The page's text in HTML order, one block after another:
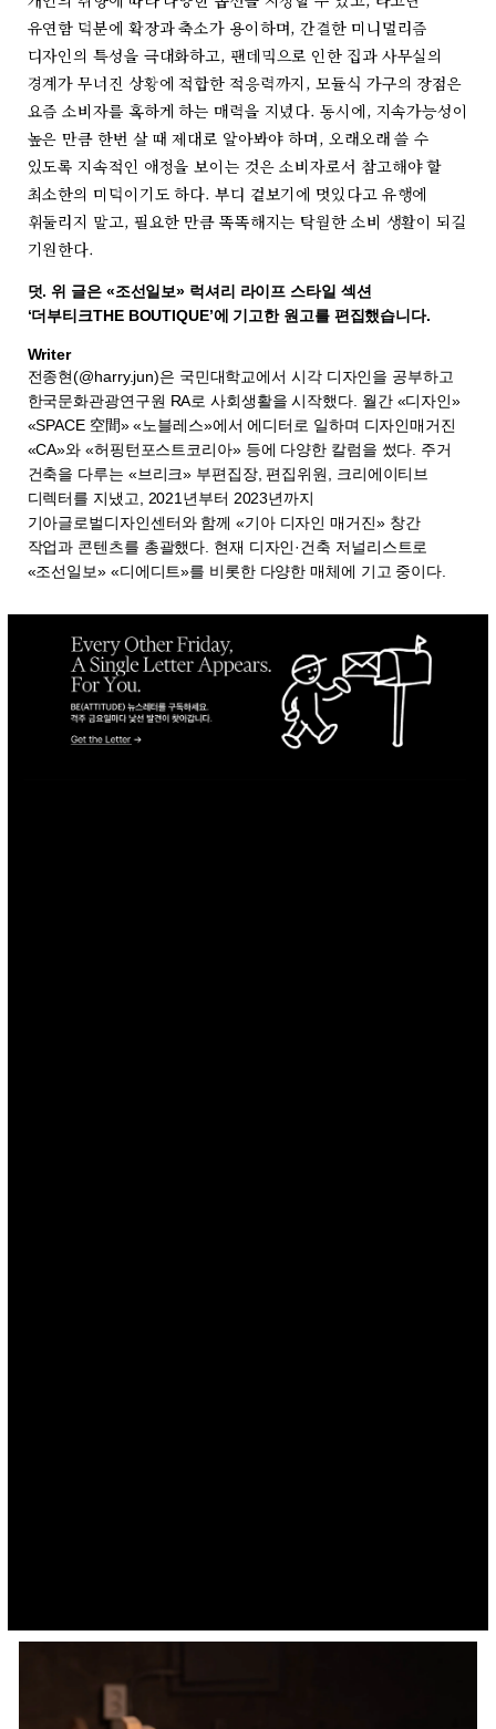
유연함 덕분에 확장과 축소가 용이하며, 간결한 미니멀리즘
디자인의 특성을 극대화하고, 팬데믹으로 인한 집과 사무실의
경계가 무너진 상황에 적합한 적응력까지, 모듈식 가구의 장점은
요즘 소비자를 혹하게 하는 매력을 지녔다. 동시에, 지속가능성이
높은 만큼 한번 살 때 제대로 알아봐야 하며, 오래오래 쓸 수
있도록 지속적인 애정을 보이는 것은 소비자로서 참고해야 할
최소한의 미덕이기도 하다. 부디 겉보기에 멋있다고 유행에
휘둘리지 말고, 필요한 만큼 똑똑해지는 탁월한 소비 생활이 되길
기원한다.
덧. 위 글은 «조선일보» 럭셔리 라이프 스타일 섹션
‘더부티크THE BOUTIQUE’에 기고한 원고를 편집했습니다.
Writer
전종현(@harry.jun)은 국민대학교에서 시각 디자인을 공부하고
한국문화관광연구원 RA로 사회생활을 시작했다. 월간 «디자인»
«SPACE 空間» «노블레스»에서 에디터로 일하며 디자인매거진
«CA»와 «허핑턴포스트코리아» 등에 다양한 칼럼을 썼다. 주거
건축을 다루는 «브리크» 부편집장, 편집위원, 크리에이티브
디렉터를 지냈고, 2021년부터 2023년까지
기아글로벌디자인센터와 함께 «기아 디자인 매거진» 창간
작업과 콘텐츠를 총괄했다. 현재 디자인·건축 저널리스트로
«조선일보» «디에디트»를 비롯한 다양한 매체에 기고 중이다.